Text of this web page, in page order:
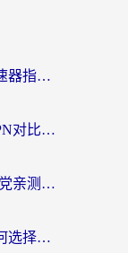
美国看世界杯总卡？这篇回国加速器指南帮你无缝刷国内资源（附苹果手机VPN设置步骤）
穿梭VPN好用吗？和FlashBackVPN对比哪个回国效果更好？
Quickback和小黑牛哪个好？海外党亲测指南，选对回国加速器秒回国内
迅游和银河好用吗？海外用户如何选择回国加速器实现无缝访问国内资源